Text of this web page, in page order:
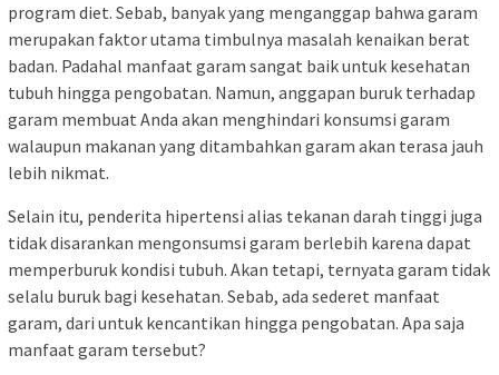
program diet. Sebab, banyak yang menganggap bahwa garam
merupakan faktor utama timbulnya masalah kenaikan berat
badan. Padahal manfaat garam sangat baik untuk kesehatan
tubuh hingga pengobatan. Namun, anggapan buruk terhadap
garam membuat Anda akan menghindari konsumsi garam
walaupun makanan yang ditambahkan garam akan terasa jauh
lebih nikmat.
Selain itu, penderita hipertensi alias tekanan darah tinggi juga
tidak disarankan mengonsumsi garam berlebih karena dapat
memperburuk kondisi tubuh. Akan tetapi, ternyata garam tidak
selalu buruk bagi kesehatan. Sebab, ada sederet manfaat
garam, dari untuk kencantikan hingga pengobatan. Apa saja
manfaat garam tersebut?